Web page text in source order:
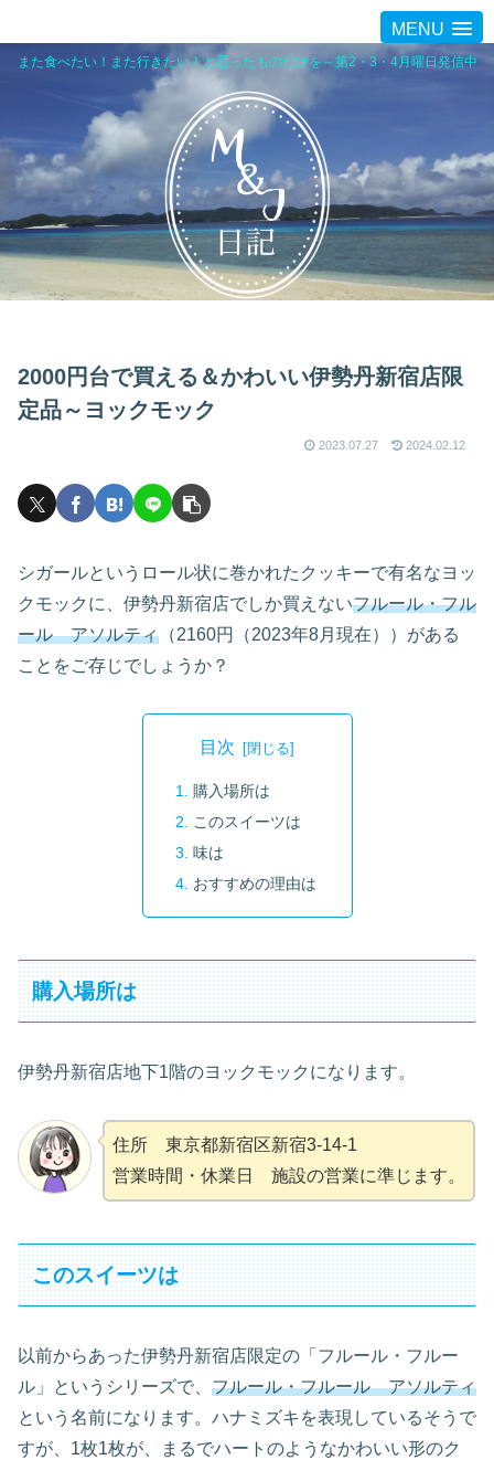
MENU
また食べたい！また行きたい！と思ったものだけを～第2・3・4月曜日発信中
2000円台で買える＆かわいい伊勢丹新宿店限
定品～ヨックモック
2023.07.27 2024.02.12
シガールというロール状に巻かれたクッキーで有名なヨッ
クモックに、伊勢丹新宿店でしか買えないフルール・フル
ール アソルティ （2160円（2023年8月現在））がある
ことをご存じでしょうか？
目次
購入場所は
このスイーツは
味は
おすすめの理由は
購入場所は
伊勢丹新宿店地下1階のヨックモックになります。
住所 東京都新宿区新宿3-14-1
営業時間・休業日 施設の営業に準じます。
このスイーツは
以前からあった伊勢丹新宿店限定の「フルール・フルー
ル」というシリーズで、 フルール・フルール アソルティ
という名前になります。ハナミズキを表現しているそうで
すが、1枚1枚が、まるでハートのようなかわいい形のク